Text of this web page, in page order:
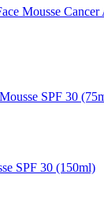
Mousse Cancer
SPF 30
SPF 30 (150ml)